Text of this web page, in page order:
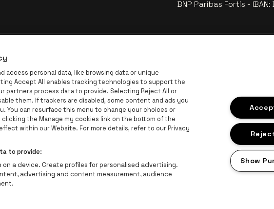
BNP Paribas Fortis -
Visitez le site de Europcar
Visitez le site de Jupiler
le site de Le logo de AperolVisitez le site de Champagne Pommery
Visitez le site de Le logo Jameson en
Visitez le site
access personal data, like browsing data or unique
Accept All enables tracking technologies to support the
partners process data to provide. Selecting Reject All or
them. If trackers are disabled, some content and ads you
You can resurface this menu to change your choices or
the Manage my cookies link on the bottom of the
within our Website. For more details, refer to our Privacy
to provide:
a device. Create profiles for personalised advertising.
advertising and content measurement, audience
Show